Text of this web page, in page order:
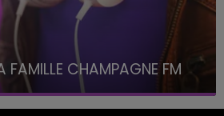
FAMILLE CHAMPAGNE FM